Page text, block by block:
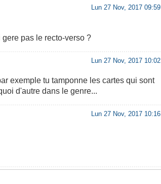
Lun 27 Nov, 2017 09:59
pas le recto-verso ?
Lun 27 Nov, 2017 10:02
exemple tu tamponne les cartes qui sont
d'autre dans le genre...
Lun 27 Nov, 2017 10:16